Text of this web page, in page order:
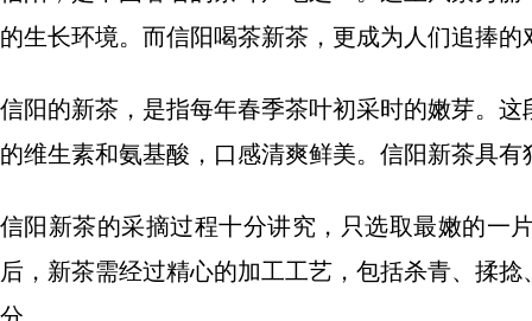
的生长环境。而信阳喝茶新茶，更成为人们追捧的
信阳的新茶，是指每年春季茶叶初采时的嫩芽。
的维生素和氨基酸，口感清爽鲜美。信阳新茶具
信阳新茶的采摘过程十分讲究，只选取最嫩的一
后，新茶需经过精心的加工工艺，包括杀青、揉